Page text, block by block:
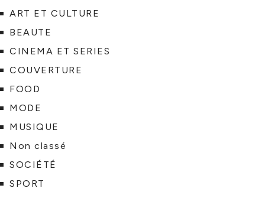
ART ET CULTURE
BEAUTE
CINEMA ET SERIES
COUVERTURE
FOOD
MODE
MUSIQUE
Non classé
SOCIÉTÉ
SPORT